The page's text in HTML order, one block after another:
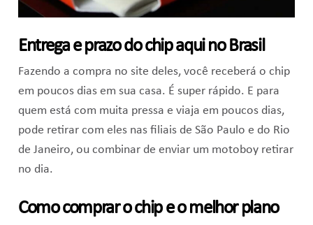
Entrega e prazo do chip aqui no Brasil
Fazendo a compra no site deles, você receberá o chip
em poucos dias em sua casa. É super rápido. E para
quem está com muita pressa e viaja em poucos dias,
pode retirar com eles nas filiais de São Paulo e do Rio
de Janeiro, ou combinar de enviar um motoboy retirar
no dia.
Como comprar o chip e o melhor plano